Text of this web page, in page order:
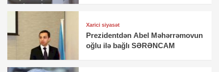
Xarici siyasət
Prezidentdən Abel Məhərrəmovun
oğlu ilə bağlı SƏRƏNCAM